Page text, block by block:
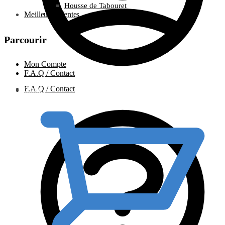
F.A.Q / Contact
Housse de Tabouret
Meilleures Ventes
Parcourir
Mon Compte
F.A.Q / Contact
0.00€